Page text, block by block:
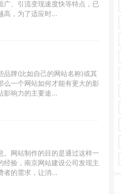
广、引流变现速度快等特点，已
高，为了适应时...
品牌(比如自己的网站名称)或其
么一个网站如何才能有更大的影
影响力的主要途...
。网站制作的目的是通过这样一
经验，南京网站建设公司发现主
者的需求，让消...